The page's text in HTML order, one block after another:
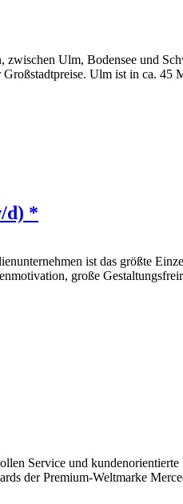
zwischen Ulm, Bodensee und
Ulm ist in ca. 45
d) *
ist das größte
große
Service und kundenorientierte
der Premium-Weltmarke